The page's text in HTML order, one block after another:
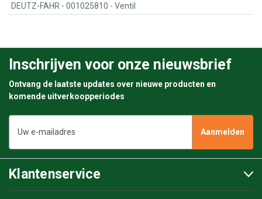
DEUTZ-FAHR - 001025810 - Ventil
Inschrijven voor onze nieuwsbrief
Ontvang de laatste updates over nieuwe producten en
komende uitverkoopperiodes
mailadres
Klantenservice